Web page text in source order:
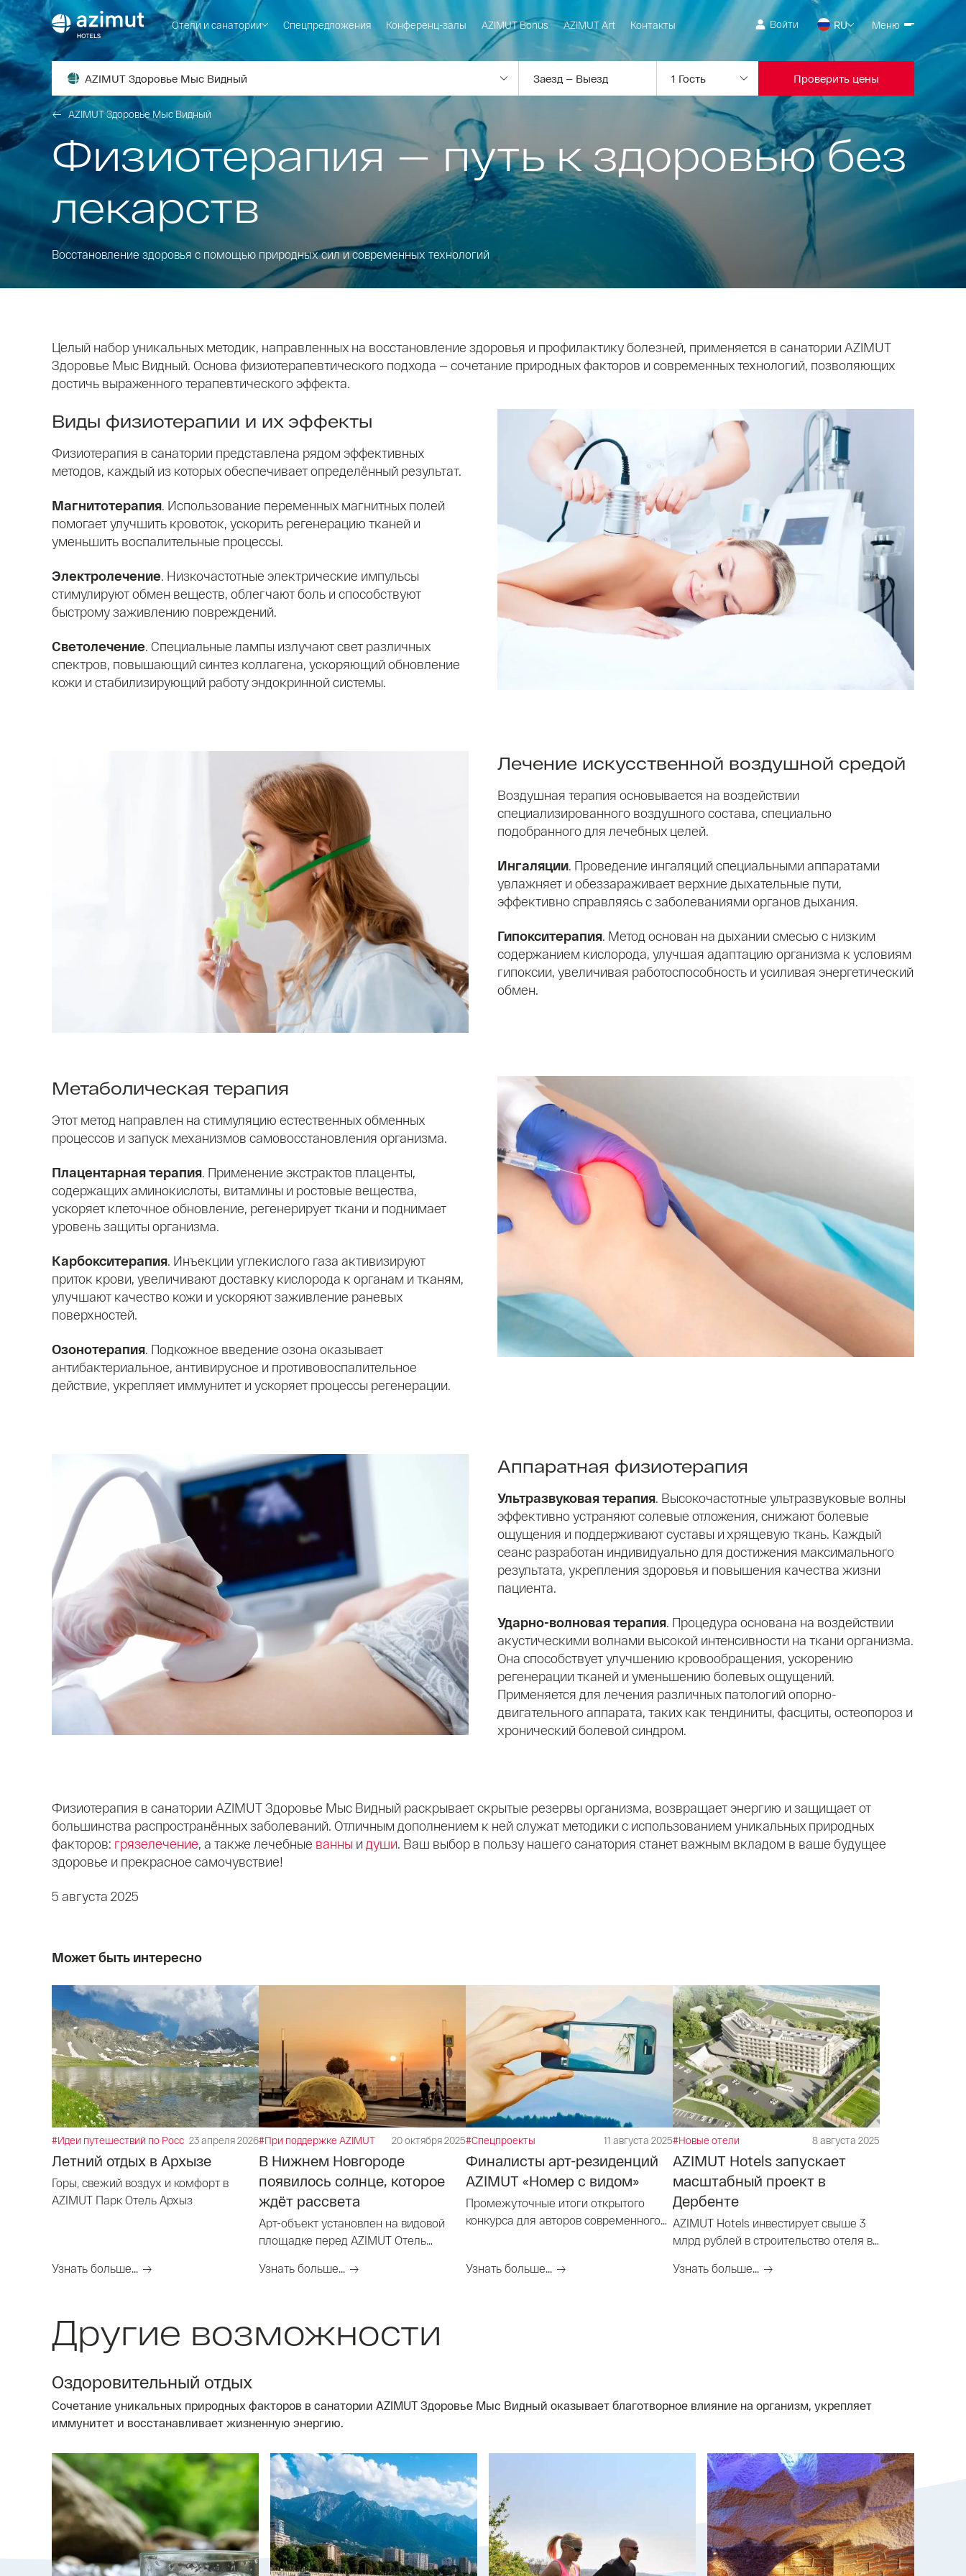
Отели и санатории Спецпредложения Конференц-залы AZIMUT Bonus AZIMUT Art Контакты Войти RU Меню
AZIMUT Здоровье Мыс Видный Проверить цены
AZIMUT Здоровье Мыс Видный
Физиотерапия — путь к здоровью без
лекарств
Восстановление здоровья с помощью природных сил и современных технологий
Целый набор уникальных методик, направленных на восстановление здоровья и профилактику болезней, применяется в санатории AZIMUT
Здоровье Мыс Видный. Основа физиотерапевтического подхода — сочетание природных факторов и современных технологий, позволяющих
достичь выраженного терапевтического эффекта.
Виды физиотерапии и их эффекты
Физиотерапия в санатории представлена рядом эффективных
методов, каждый из которых обеспечивает определённый результат.
Магнитотерапия. Использование переменных магнитных полей
помогает улучшить кровоток, ускорить регенерацию тканей и
уменьшить воспалительные процессы.
Электролечение. Низкочастотные электрические импульсы
стимулируют обмен веществ, облегчают боль и способствуют
быстрому заживлению повреждений.
Светолечение. Специальные лампы излучают свет различных
спектров, повышающий синтез коллагена, ускоряющий обновление
кожи и стабилизирующий работу эндокринной системы.
Лечение искусственной воздушной средой
Воздушная терапия основывается на воздействии
специализированного воздушного состава, специально
подобранного для лечебных целей.
Ингаляции. Проведение ингаляций специальными аппаратами
увлажняет и обеззараживает верхние дыхательные пути,
эффективно справляясь с заболеваниями органов дыхания.
Гипокситерапия. Метод основан на дыхании смесью с низким
содержанием кислорода, улучшая адаптацию организма к условиям
гипоксии, увеличивая работоспособность и усиливая энергетический
обмен.
Метаболическая терапия
Этот метод направлен на стимуляцию естественных обменных
процессов и запуск механизмов самовосстановления организма.
Плацентарная терапия. Применение экстрактов плаценты,
содержащих аминокислоты, витамины и ростовые вещества,
ускоряет клеточное обновление, регенерирует ткани и поднимает
уровень защиты организма.
Карбокситерапия. Инъекции углекислого газа активизируют
приток крови, увеличивают доставку кислорода к органам и тканям,
улучшают качество кожи и ускоряют заживление раневых
поверхностей.
Озонотерапия. Подкожное введение озона оказывает
антибактериальное, антивирусное и противовоспалительное
действие, укрепляет иммунитет и ускоряет процессы регенерации.
Аппаратная физиотерапия
Ультразвуковая терапия. Высокочастотные ультразвуковые волны
эффективно устраняют солевые отложения, снижают болевые
ощущения и поддерживают суставы и хрящевую ткань. Каждый
сеанс разработан индивидуально для достижения максимального
результата, укрепления здоровья и повышения качества жизни
пациента.
Ударно-волновая терапия. Процедура основана на воздействии
акустическими волнами высокой интенсивности на ткани организма.
Она способствует улучшению кровообращения, ускорению
регенерации тканей и уменьшению болевых ощущений.
Применяется для лечения различных патологий опорно-
двигательного аппарата, таких как тендиниты, фасциты, остеопороз и
хронический болевой синдром.
Физиотерапия в санатории AZIMUT Здоровье Мыс Видный раскрывает скрытые резервы организма, возвращает энергию и защищает от
большинства распространённых заболеваний. Отличным дополнением к ней служат методики с использованием уникальных природных
факторов: грязелечение, а также лечебные ванны и души. Ваш выбор в пользу нашего санатория станет важным вкладом в ваше будущее
здоровье и прекрасное самочувствие!
5 августа 2025
Может быть интересно
#Идеи путешествий по России23 апреля 2026
Летний отдых в Архызе
Горы, свежий воздух и комфорт в
AZIMUT Парк Отель Архыз
Узнать больше...
#При поддержке AZIMUT 20 октября 2025
В Нижнем Новгороде
появилось солнце, которое
ждёт рассвета
Арт-объект установлен на видовой
площадке перед AZIMUT Отель
Узнать больше...
#Спецпроекты 11 августа 2025
Финалисты арт-резиденций
AZIMUT «Номер с видом»
Промежуточные итоги открытого
конкурса для авторов современного
гостиничной сети AZIMUT Hotels.
Узнать больше...
#Новые отели 8 августа 2025
AZIMUT Hotels запускает
масштабный проект в
Дербенте
AZIMUT Hotels инвестирует свыше 3
млрд рублей в строительство отеля в
Узнать больше...
Другие возможности
Оздоровительный отдых
Сочетание уникальных природных факторов в санатории AZIMUT Здоровье Мыс Видный оказывает благотворное влияние на организм, укрепляет
иммунитет и восстанавливает жизненную энергию.